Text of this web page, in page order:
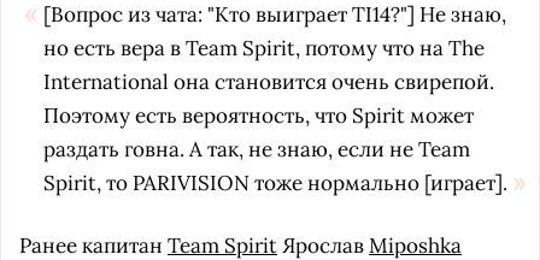
[Вопрос из чата: "Кто выиграет TI14?"] Не знаю,
но есть вера в Team Spirit, потому что на The
International она становится очень свирепой.
Поэтому есть вероятность, что Spirit может
раздать говна. А так, не знаю, если не Team
Spirit, то PARIVISION тоже нормально [играет].
Ранее капитан Team SpiritЯрославMiposhka